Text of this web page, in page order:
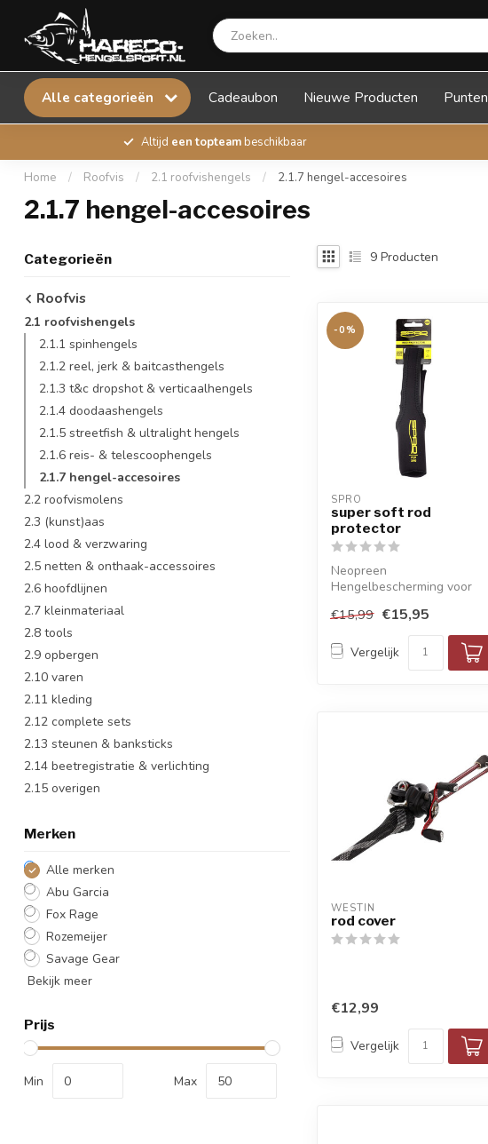
Alle categorieën Cadeaubon Nieuwe Producten Punten
Altijd een topteambeschikbaar
Home / Roofvis / 2.1 roofvishengels / 2.1.7 hengel-accesoires
2.1.7 hengel-accesoires
Categorieën
Roofvis
2.1 roofvishengels
2.1.1 spinhengels
2.1.2 reel, jerk & baitcasthengels
2.1.3 t&c dropshot & verticaalhengels
2.1.4 doodaashengels
2.1.5 streetfish & ultralight hengels
2.1.6 reis- & telescoophengels
2.1.7 hengel-accesoires
2.2 roofvismolens
2.3 (kunst)aas
2.4 lood & verzwaring
2.5 netten & onthaak-accessoires
2.6 hoofdlijnen
2.7 kleinmateriaal
2.8 tools
2.9 opbergen
2.10 varen
2.11 kleding
2.12 complete sets
2.13 steunen & banksticks
2.14 beetregistratie & verlichting
2.15 overigen
Merken
Alle merken
Abu Garcia
Fox Rage
Rozemeijer
Savage Gear
Bekijk meer
Prijs
Min Max
9 Producten
-0%
SPRO
super soft rod
protector
Neopreen
Hengelbescherming voor
€15,99 €15,95
Vergelijk
WESTIN
rod cover
€12,99
Vergelijk